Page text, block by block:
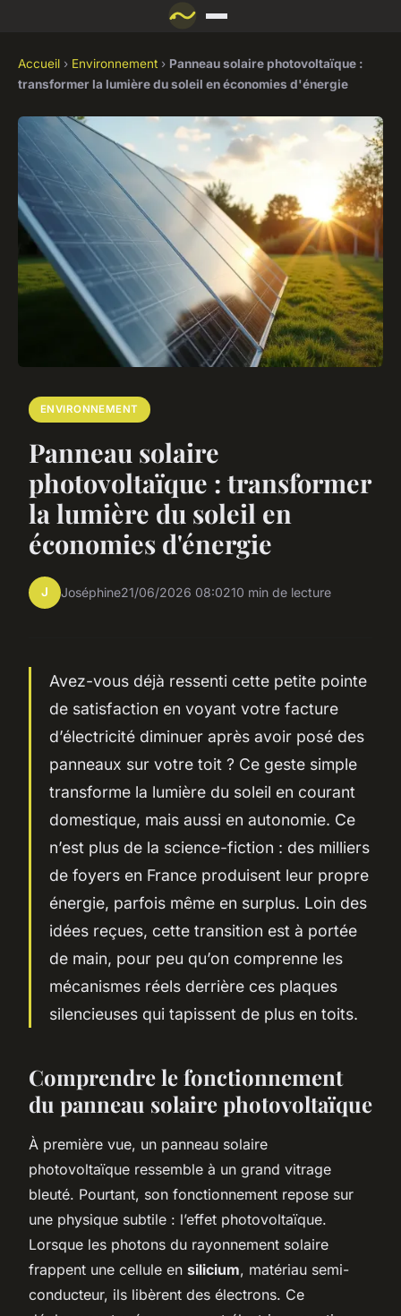
Accueil › Environnement › Panneau solaire photovoltaïque :
transformer la lumière du soleil en économies d'énergie
ENVIRONNEMENT
Panneau solaire
photovoltaïque : transformer
la lumière du soleil en
économies d'énergie
J Joséphine21/06/2026 08:0210 min de lecture
Avez-vous déjà ressenti cette petite pointe
de satisfaction en voyant votre facture
d’électricité diminuer après avoir posé des
panneaux sur votre toit ? Ce geste simple
transforme la lumière du soleil en courant
domestique, mais aussi en autonomie. Ce
n’est plus de la science-fiction : des milliers
de foyers en France produisent leur propre
énergie, parfois même en surplus. Loin des
idées reçues, cette transition est à portée
de main, pour peu qu’on comprenne les
mécanismes réels derrière ces plaques
silencieuses qui tapissent de plus en toits.
Comprendre le fonctionnement
du panneau solaire photovoltaïque
À première vue, un panneau solaire
photovoltaïque ressemble à un grand vitrage
bleuté. Pourtant, son fonctionnement repose sur
une physique subtile : l’effet photovoltaïque.
Lorsque les photons du rayonnement solaire
frappent une cellule en silicium, matériau semi-
conducteur, ils libèrent des électrons. Ce